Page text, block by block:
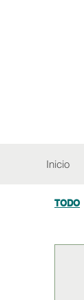
Inicio
TODO